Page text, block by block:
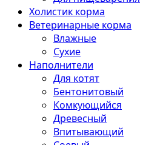
Холистик корма
Ветеринарные корма
Влажные
Сухие
Наполнители
Для котят
Бентонитовый
Комкующийся
Древесный
Впитывающий